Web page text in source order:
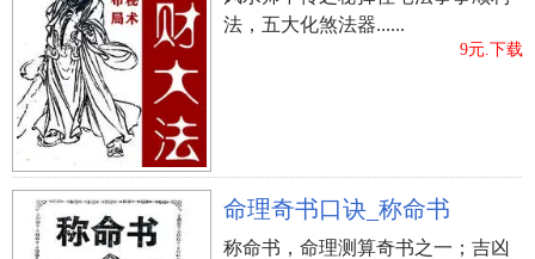
法，五大化煞法器......
9元.下载
命理奇书口诀_称命书
称命书，命理测算奇书之一；吉凶